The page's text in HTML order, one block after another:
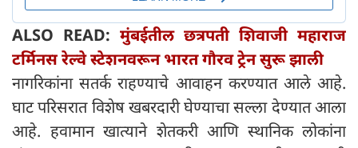
ALSO READ: मुंबईतील छत्रपती शिवाजी महाराज
टर्मिनस रेल्वे स्टेशनवरून भारत गौरव ट्रेन सुरू झाली
नागरिकांना सतर्क राहण्याचे आवाहन करण्यात आले आहे.
घाट परिसरात विशेष खबरदारी घेण्याचा सल्ला देण्यात आला
आहे. हवामान खात्याने शेतकरी आणि स्थानिक लोकांना